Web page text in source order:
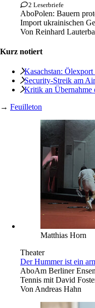
2 Leserbriefe
AboPolen: Bauern
Import ukrainischen
Von Reinhard
Kurz notiert
Kasachstan:
Security-Streik am
Kritik an Übernahme
→ Feuilleton
Matthias Horn
Theater
Der Hummer ist ein
AboAm Berliner
Tennis mit David
VonAndreas Hahn